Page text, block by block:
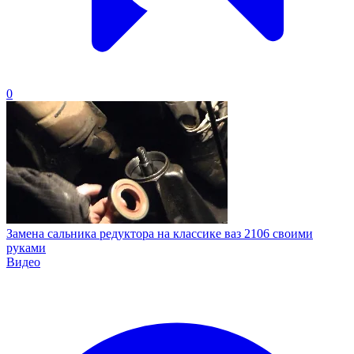
0
Замена сальника редуктора на классике ваз 2106 своими
руками
Видео